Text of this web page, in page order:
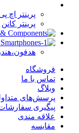
پرینتر اچ
پرینتر کانن
فروشگاه
تماس با ما
وبلاگ
پرسش‌های
پیگیری
علاقه مندی
مقایسه